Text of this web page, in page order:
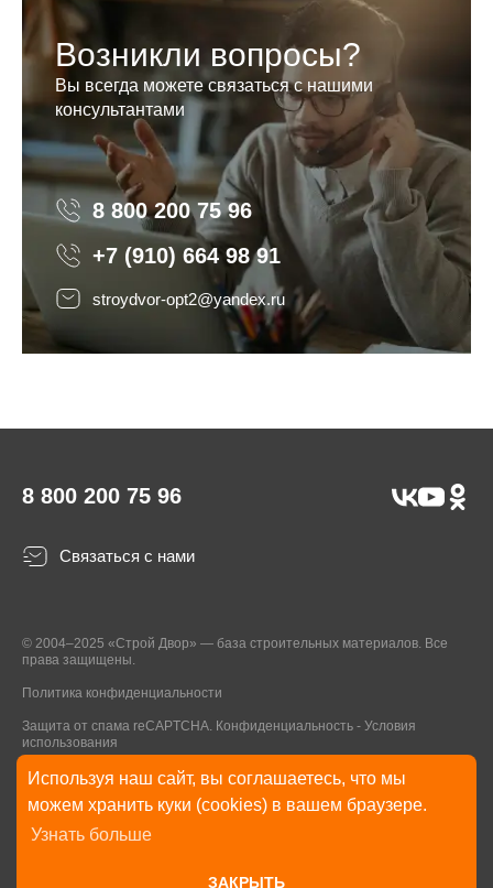
Используя наш сайт, вы соглашаетесь, что мы
можем хранить куки (cookies) в вашем браузере.
Узнать больше
ЗАКРЫТЬ
Возникли вопросы?
Вы всегда можете связаться с нашими
консультантами
8 800 200 75 96 8 800 200 75 96
+7 (910) 664 98 91
stroydvor-opt2@yandex.ru
8 800 200 75 96
Связаться с нами
© 2004–2025 «Строй Двор» — база строительных материалов. Все
права защищены.
Политика конфиденциальности
Защита от спама reCAPTCHA. Конфиденциальность - Условия
использования
* Указанные на Сайте цены, комплектации, описания и технические
характеристики могут быть изменены в любое время без уведомления
пользователей Сайта. Внешний вид товаров и упаковки может